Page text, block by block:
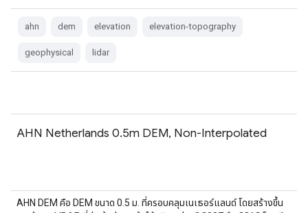
ahn dem elevation elevation-topography
geophysical lidar
AHN Netherlands 0.5m DEM, Non-Interpolated
AHN DEM คือ DEM ขนาด 0.5 ม. ที่ครอบคลุมเนเธอร์แลนด์ โดยสร้างขึ้น